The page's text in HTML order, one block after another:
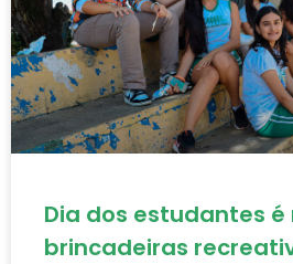
Dia dos estudantes
brincadeiras